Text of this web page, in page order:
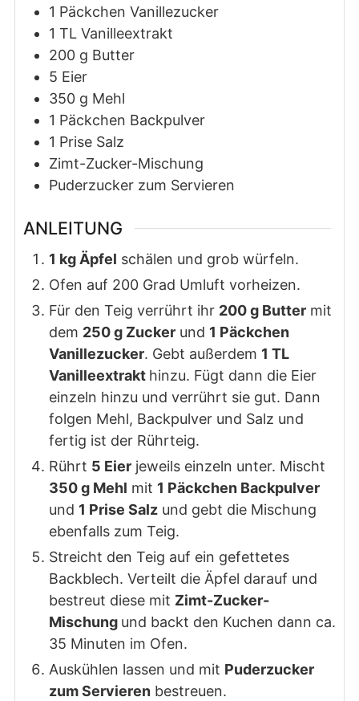
1 Päckchen Vanillezucker
1 TL Vanilleextrakt
200 g Butter
5 Eier
350 g Mehl
1 Päckchen Backpulver
1 Prise Salz
Zimt-Zucker-Mischung
Puderzucker zum Servieren
ANLEITUNG
1 kg Äpfel schälen und grob würfeln.
Ofen auf 200 Grad Umluft vorheizen.
Für den Teig verrührt ihr 200 g Buttermit
dem 250 g Zuckerund 1 Päckchen
Vanillezucker. Gebt außerdem 1 TL
Vanilleextrakt hinzu. Fügt dann die Eier
einzeln hinzu und verrührt sie gut. Dann
folgen Mehl, Backpulver und Salz und
fertig ist der Rührteig.
Rührt 5 Eierjeweils einzeln unter. Mischt
350 g Mehl mit 1 Päckchen Backpulver
und 1 Prise Salzund gebt die Mischung
ebenfalls zum Teig.
Streicht den Teig auf ein gefettetes
Backblech. Verteilt die Äpfel darauf und
bestreut diese mit Zimt-Zucker-
Mischung und backt den Kuchen dann ca.
35 Minuten im Ofen.
Auskühlen lassen und mit Puderzucker
zum Servierenbestreuen.